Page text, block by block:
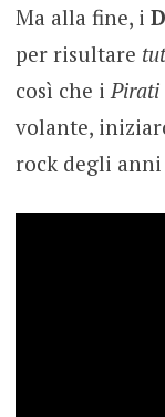
Ma alla fine, i
per risultare
così che iPirati
volante,
rock degli